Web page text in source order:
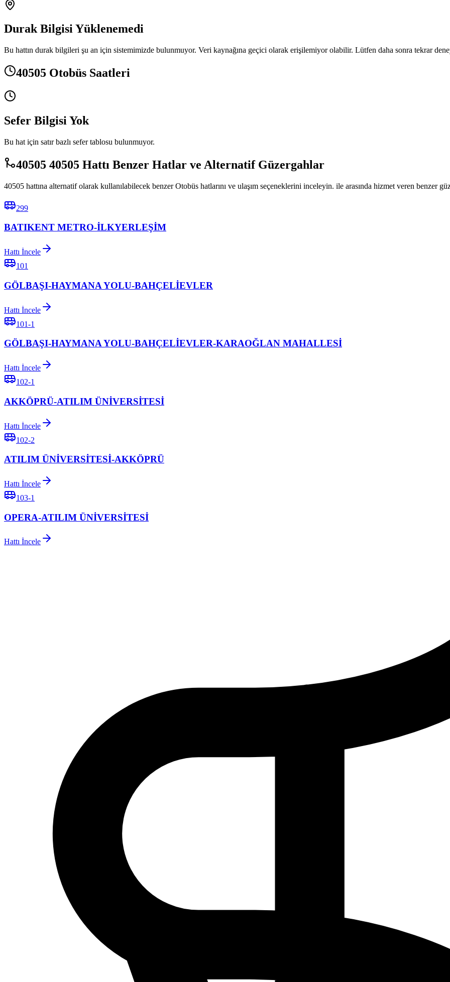
Durak Bilgisi Yüklenemedi
Bu hattın durak bilgileri şu an için sistemimizde bulunmuyor. Veri kaynağına geçici olarak erişilemiyor olabilir. Lütfen daha sonra tekrar
40505 Otobüs Saatleri
Sefer Bilgisi Yok
Bu hat için satır bazlı sefer tablosu bulunmuyor.
40505 40505 Hattı Benzer Hatlar ve Alternatif Güzergahlar
40505 hattına alternatif olarak kullanılabilecek benzer Otobüs hatlarını ve ulaşım seçeneklerini inceleyin. ile arasında hizmet veren benzer
299
BATIKENT METRO-İLKYERLEŞİM
Hattı İncele
101
GÖLBAŞI-HAYMANA YOLU-BAHÇELİEVLER
Hattı İncele
101-1
GÖLBAŞI-HAYMANA YOLU-BAHÇELİEVLER-KARAOĞLAN MAHALLESİ
Hattı İncele
102-1
AKKÖPRÜ-ATILIM ÜNİVERSİTESİ
Hattı İncele
102-2
ATILIM ÜNİVERSİTESİ-AKKÖPRÜ
Hattı İncele
103-1
OPERA-ATILIM ÜNİVERSİTESİ
Hattı İncele